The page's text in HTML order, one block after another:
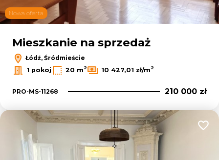
Nowa oferta
Mieszkanie na sprzedaż
Łódź, Śródmieście
1 pokoj
20 m2 10 427,01 zł/m2
PRO-MS-11268 210 000 zł